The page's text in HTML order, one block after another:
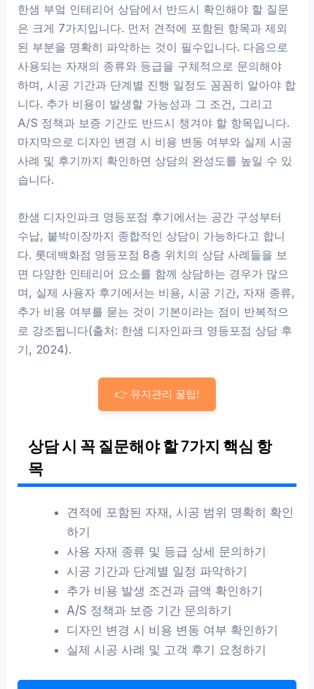
한샘 부엌 인테리어 상담에서 반드시 확인해야 할 질문
은 크게 7가지입니다. 먼저 견적에 포함된 항목과 제외
된 부분을 명확히 파악하는 것이 필수입니다. 다음으로
사용되는 자재의 종류와 등급을 구체적으로 문의해야
하며, 시공 기간과 단계별 진행 일정도 꼼꼼히 알아야 합
니다. 추가 비용이 발생할 가능성과 그 조건, 그리고
A/S 정책과 보증 기간도 반드시 챙겨야 할 항목입니다.
마지막으로 디자인 변경 시 비용 변동 여부와 실제 시공
사례 및 후기까지 확인하면 상담의 완성도를 높일 수 있
습니다.
한샘 디자인파크 영등포점 후기에서는 공간 구성부터
수납, 붙박이장까지 종합적인 상담이 가능하다고 합니
다. 롯데백화점 영등포점 8층 위치의 상담 사례들을 보
면 다양한 인테리어 요소를 함께 상담하는 경우가 많으
며, 실제 사용자 후기에서는 비용, 시공 기간, 자재 종류,
추가 비용 여부를 묻는 것이 기본이라는 점이 반복적으
로 강조됩니다(출처: 한샘 디자인파크 영등포점 상담 후
기, 2024).
👉 유지관리 꿀팁!
상담 시 꼭 질문해야 할 7가지 핵심 항
목
견적에 포함된 자재, 시공 범위 명확히 확인
하기
사용 자재 종류 및 등급 상세 문의하기
시공 기간과 단계별 일정 파악하기
추가 비용 발생 조건과 금액 확인하기
A/S 정책과 보증 기간 문의하기
디자인 변경 시 비용 변동 여부 확인하기
실제 시공 사례 및 고객 후기 요청하기